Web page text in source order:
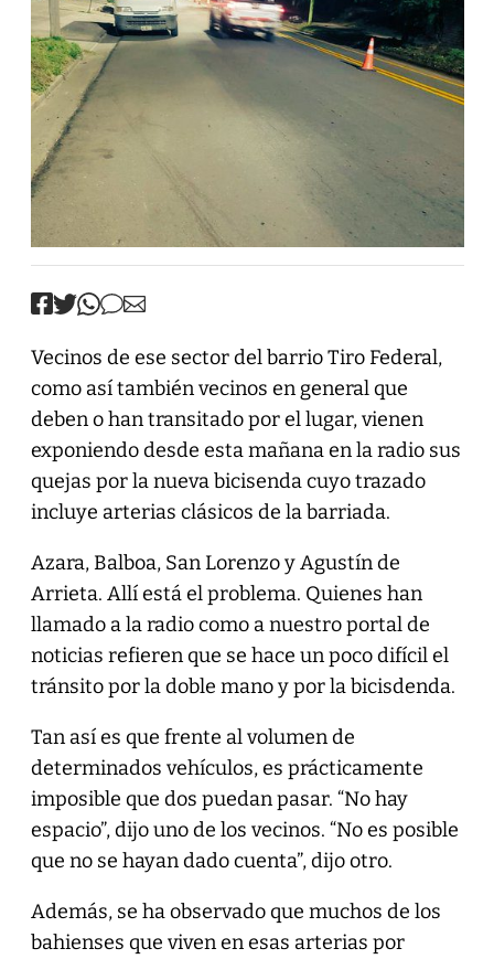
Vecinos de ese sector del barrio Tiro Federal,
como así también vecinos en general que
deben o han transitado por el lugar, vienen
exponiendo desde esta mañana en la radio sus
quejas por la nueva bicisenda cuyo trazado
incluye arterias clásicos de la barriada.
Azara, Balboa, San Lorenzo y Agustín de
Arrieta. Allí está el problema. Quienes han
llamado a la radio como a nuestro portal de
noticias refieren que se hace un poco difícil el
tránsito por la doble mano y por la bicisdenda.
Tan así es que frente al volumen de
determinados vehículos, es prácticamente
imposible que dos puedan pasar. “No hay
espacio”, dijo uno de los vecinos. “No es posible
que no se hayan dado cuenta”, dijo otro.
Además, se ha observado que muchos de los
bahienses que viven en esas arterias por